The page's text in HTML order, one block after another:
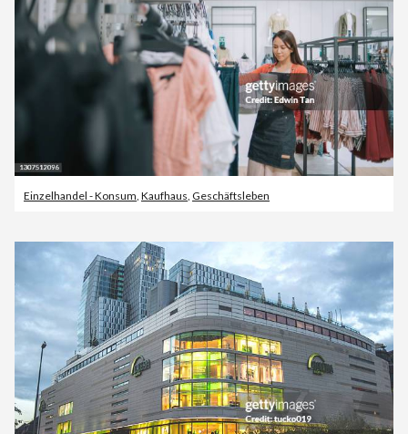
Einzelhandel - Konsum, Kaufhaus, Geschäftsleben